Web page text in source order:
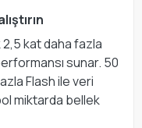
kat daha fazla
sunar. 50
Flash ile veri
miktarda bellek